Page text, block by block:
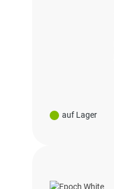
auf Lager